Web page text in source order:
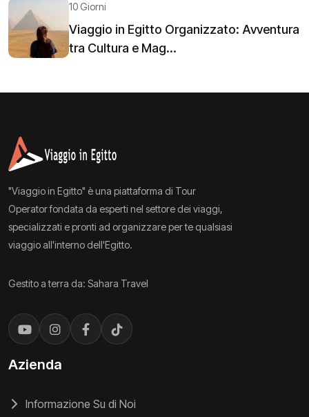
10 Giorni
Viaggio in Egitto Organizzato: Avventura
tra Cultura e Mag...
"Viaggio in Egitto" è una piattaforma di Tour
Operator fondata da esperti nel settore dei viaggi,
specializzati e pronti ad organizzare per te qualsiasi
viaggio all'interno dell'Egitto.
Gestito a terra da: Sahara Travel
Azienda
Informazione Su di Noi